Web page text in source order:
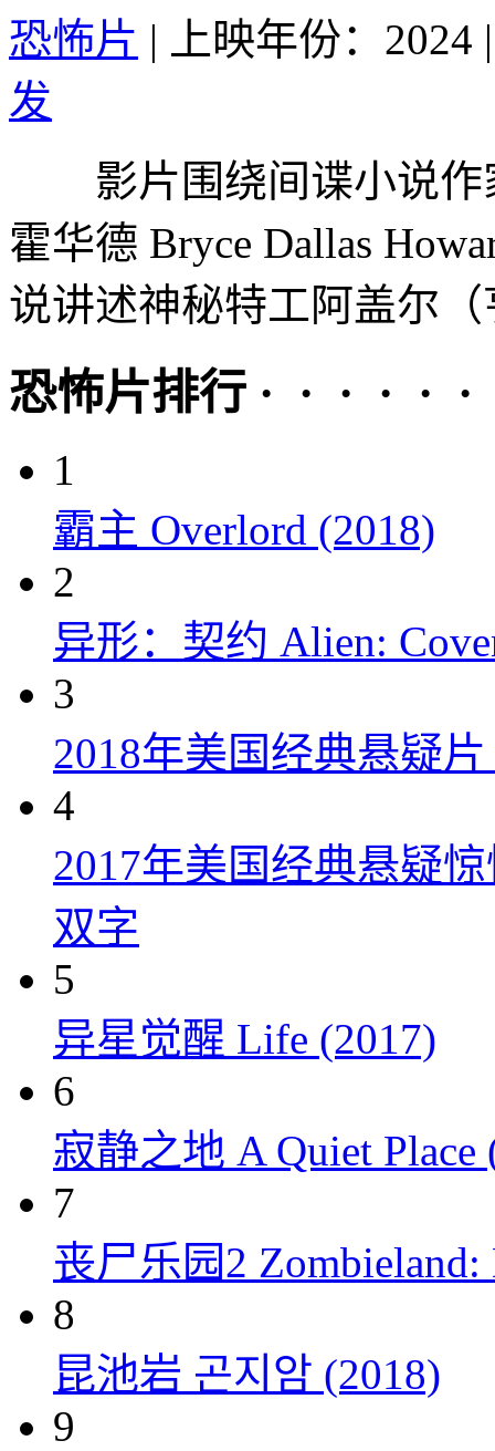
恐怖片 | 上映年份：2024 |
发
影片围绕间谍小说作
霍华德 Bryce Dallas
说讲述神秘特工阿盖尔
恐怖片排行 · · · · · ·
1
霸主 Overlord (2018)
2
异形：契约 Alien:
3
2018年美国经典悬疑
4
2017年美国经典悬疑
双字
5
异星觉醒 Life (2017)
6
寂静之地 A Quiet Place
7
丧尸乐园2 Zombieland:
8
昆池岩 곤지암 (2018)
9